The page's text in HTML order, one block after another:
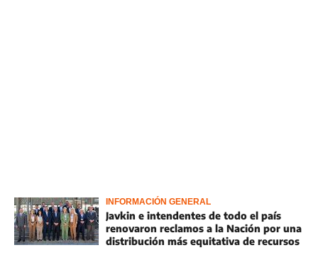
INFORMACIÓN GENERAL
Javkin e intendentes de todo el país
renovaron reclamos a la Nación por una
distribución más equitativa de recursos